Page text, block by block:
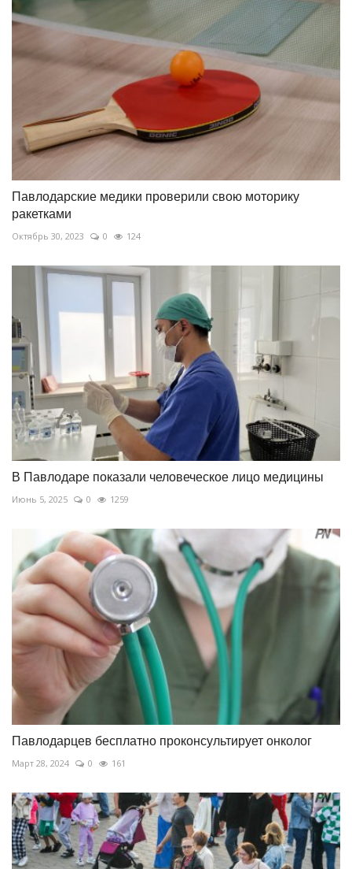
Павлодарские медики проверили свою моторику
ракетками
Октябрь 30, 2023 0 124
В Павлодаре показали человеческое лицо медицины
Июнь 5, 2025 0 1259
Павлодарцев бесплатно проконсультирует онколог
Март 28, 2024 0 161